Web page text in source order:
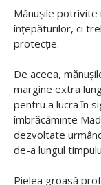
Mănușile
înțepăturilor, ci
protecție.
De aceea,
margine extra
pentru a lucra în
îmbrăcăminte
dezvoltate
de-a lungul
Pielea groasă